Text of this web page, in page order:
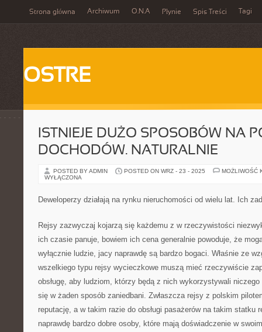
Strona główna Archiwum O.N.A Płynie Spis Treści Tagi
OSTRE
ISTNIEJE DUŻO SPOSOBÓW NA
DOCHODÓW. NATURALNIE
POSTED BY ADMIN POSTED ON WRZ - 23 - 2025
MOŻLIWOŚĆ
WYŁĄCZONA
Deweloperzy działają na rynku nieruchomości od wielu lat. Ich
Rejsy zazwyczaj kojarzą się każdemu z w rzeczywistości
ich czasie panuje, bowiem ich cena generalnie powoduje, że
wyłącznie ludzie, jacy naprawdę są bardzo bogaci. Właśnie ze
wszelkiego typu rejsy wycieczkowe muszą mieć rzeczywiście
obsługę, aby ludziom, którzy będą z nich wykorzystywali niczego
się w żaden sposób zaniedbani. Zwłaszcza rejsy z polskim
reputację, a w takim razie do obsługi pasażerów na takim statku
naprawdę bardzo dobre osoby, które mają doświadczenie w